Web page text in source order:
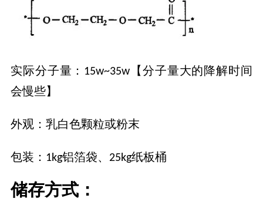
实际分子量 ： 15w~35w 【分子量大的降解时间
会慢些】
外观 ：乳白色颗粒或粉末
包装 ： 1kg铝箔袋、 25kg纸板桶
储存方式：